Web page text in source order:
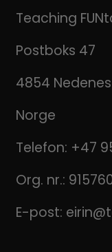
Teaching
Postboks 47
4854 Nedenes
Norge
Telefon: +47
Org. nr.:
E-post: